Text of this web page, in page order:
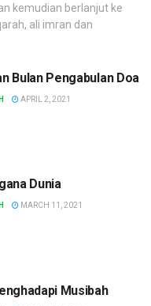
kemudian berlanjut ke
ali imran dan
Bulan Pengabulan Doa
APRIL 2, 2021
Dunia
MARCH 11, 2021
Musibah